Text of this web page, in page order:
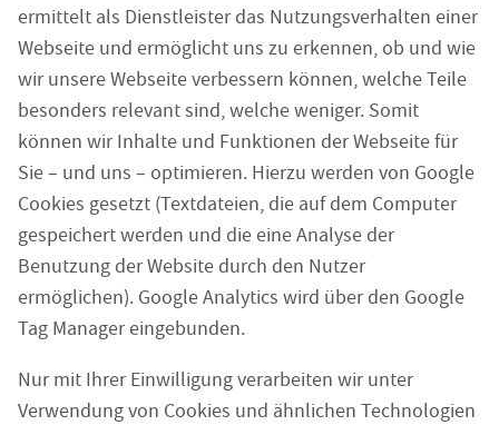
ermittelt als Dienstleister das Nutzungsverhalten einer
Webseite und ermöglicht uns zu erkennen, ob und wie
wir unsere Webseite verbessern können, welche Teile
besonders relevant sind, welche weniger. Somit
können wir Inhalte und Funktionen der Webseite für
Sie – und uns – optimieren. Hierzu werden von Google
Cookies gesetzt (Textdateien, die auf dem Computer
gespeichert werden und die eine Analyse der
Benutzung der Website durch den Nutzer
ermöglichen). Google Analytics wird über den Google
Tag Manager eingebunden.
Nur mit Ihrer Einwilligung verarbeiten wir unter
Verwendung von Cookies und ähnlichen Technologien